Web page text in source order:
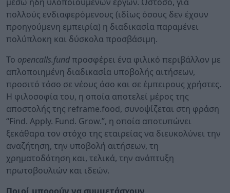
πολλούς ενδιαφερόμενους (ιδίως όσους δεν έχουν
προηγούμενη εμπειρία) η διαδικασία παραμένει
πολύπλοκη και δύσκολα προσβάσιμη.
Το opencalls.fundπροσφέρει ένα φιλικό περιβάλλον με
απλοποιημένη διαδικασία υποβολής αιτήσεων,
προσιτό τόσο σε νέους όσο και σε έμπειρους χρήστες.
Η φιλοσοφία του, η οποία αποτελεί μέρος της
αποστολής της reframe.food, συνοψίζεται στη φράση
“Find. Apply. Fund. Grow.”, η οποία αποτυπώνει
ξεκάθαρα τον στόχο της εταιρείας να διευκολύνει την
αναζήτηση, την υποβολή αιτήσεων, τη
χρηματοδότηση και, τελικά, την ανάπτυξη
πρωτοβουλιών και ιδεών.